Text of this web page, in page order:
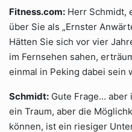
Fitness.com: Herr Schmidt,
über Sie als „Ernster
Hätten Sie sich vor vier
im Fernsehen sahen,
einmal in Peking dabei sein
Schmidt: Gute Frage... aber
ein Traum, aber die
können, ist ein riesiger